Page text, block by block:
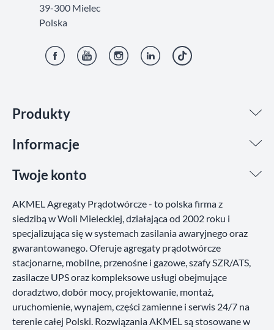
Produkty
Informacje
Twoje konto
39-300 Mielec
Polska
AKMEL Agregaty Prądotwórcze - to polska firma z
siedzibą w Woli Mieleckiej, działająca od 2002 roku i
specjalizująca się w systemach zasilania awaryjnego oraz
gwarantowanego. Oferuje agregaty prądotwórcze
stacjonarne, mobilne, przenośne i gazowe, szafy SZR/ATS,
zasilacze UPS oraz kompleksowe usługi obejmujące
doradztwo, dobór mocy, projektowanie, montaż,
uruchomienie, wynajem, części zamienne i serwis 24/7 na
terenie całej Polski. Rozwiązania AKMEL są stosowane w